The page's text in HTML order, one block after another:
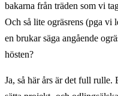
bakarna från träden som vi
Och så lite ogräsrens (pga
en brukar säga angående
hösten?
Ja, så här års är det full rulle.